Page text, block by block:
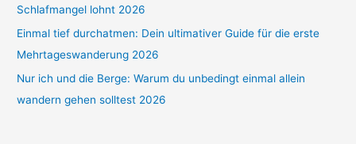
Schlafmangel lohnt 2026
Einmal tief durchatmen: Dein ultimativer Guide für die erste
Mehrtageswanderung 2026
Nur ich und die Berge: Warum du unbedingt einmal allein
wandern gehen solltest 2026